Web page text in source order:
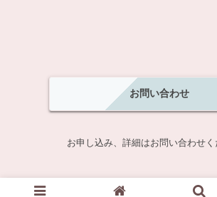
お問い合わせ
お申し込み、詳細はお問い合わせく
©2017-2026 nanotime｜ナノタ